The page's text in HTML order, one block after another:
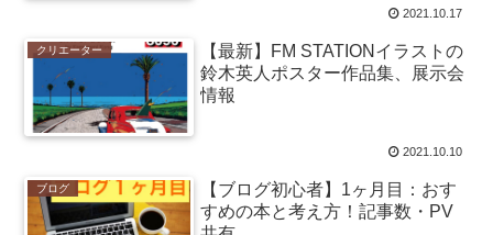
2021.10.17
クリエーター
【最新】FM STATIONイラストの
鈴木英人ポスター作品集、展示会
情報
2021.10.10
ブログ
【ブログ初心者】1ヶ月目：おす
すめの本と考え方！記事数・PV